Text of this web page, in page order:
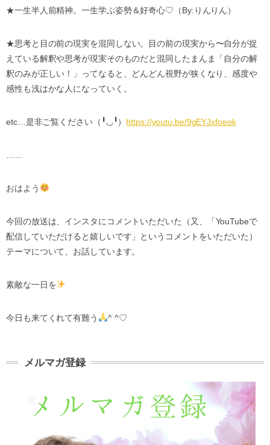
★一生半人前精神。一生学ぶ姿勢＆好奇心♡ （By: りんりん）
★思考と目の前の現実を混同しない。目の前の現実から〜自分が捉
えている解釈や思考が現実そのものだと混同したまんま「自分の解
釈のみが正しい！」ってなると、どんどん視野が狭くなり、感度や
感性も浅はかな人になっていく。
etc… 是非ご覧ください（ ╹◡╹） https://youtu.be/9gEYJxfoeok
おはよう
今回の放送は、インスタにコメントいただいた（又、「YouTubeで
配信していただけると嬉しいです」というコメントをいただいた）
テーマについて、お話しています。
素敵な一日を
今日も来てくれて有難う ^ ^♡
メルマガ登録